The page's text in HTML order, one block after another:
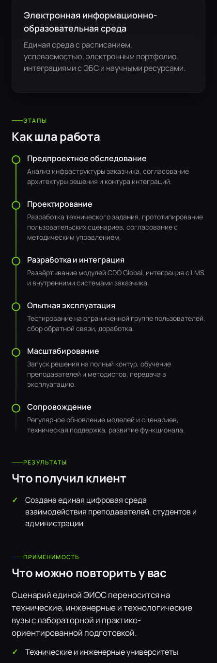
Электронная информационно-
образовательная среда
Единая среда с расписанием,
успеваемостью, электронным портфолио,
интеграциями с ЭБС и научными ресурсами.
ЭТАПЫ
Как шла работа
Предпроектное обследование
Анализ инфраструктуры заказчика, согласование
архитектуры решения и контура интеграций.
Проектирование
Разработка технического задания, прототипирование
пользовательских сценариев, согласование с
методическим управлением.
Разработка и интеграция
Развёртывание модулей CDO Global, интеграция с LMS
и внутренними системами заказчика.
Опытная эксплуатация
Тестирование на ограниченной группе пользователей,
сбор обратной связи, доработка.
Масштабирование
Запуск решения на полный контур, обучение
преподавателей и методистов, передача в
эксплуатацию.
Сопровождение
Регулярное обновление моделей и сценариев,
техническая поддержка, развитие функционала.
РЕЗУЛЬТАТЫ
Что получил клиент
Создана единая цифровая среда
взаимодействия преподавателей, студентов и
администрации
ПРИМЕНИМОСТЬ
Что можно повторить у вас
Сценарий единой ЭИОС переносится на
технические, инженерные и технологические
вузы с лабораторной и практико-
ориентированной подготовкой.
Технические и инженерные университеты